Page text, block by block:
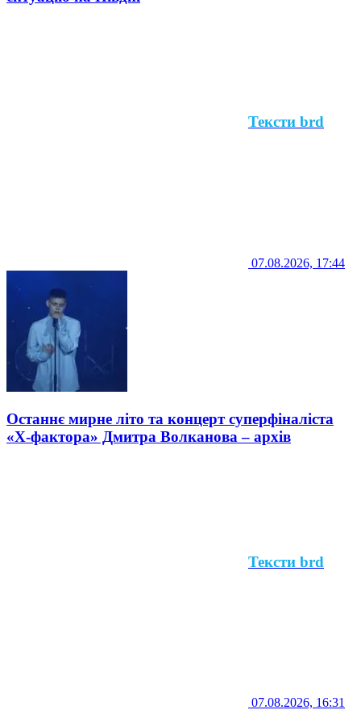
Тексти brd
07.08.2026, 17:44
Останнє мирне літо та концерт суперфіналіста
«Х-фактора» Дмитра Волканова – архів
Тексти brd
07.08.2026, 16:31